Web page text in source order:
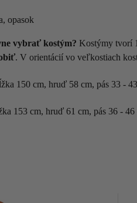
opasok
vybrať kostým? Kostýmy tvorí
. V orientácií vo veľkostiach
150 cm, hruď 58 cm, pás 33 -
153 cm, hruď 61 cm, pás 36 - 46